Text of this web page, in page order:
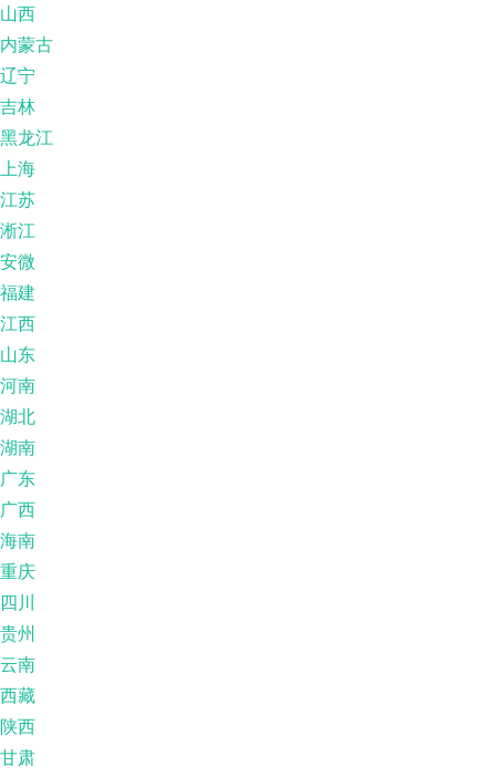
山西
内蒙古
辽宁
吉林
黑龙江
上海
江苏
淅江
安微
福建
江西
山东
河南
湖北
湖南
广东
广西
海南
重庆
四川
贵州
云南
西藏
陕西
甘肃